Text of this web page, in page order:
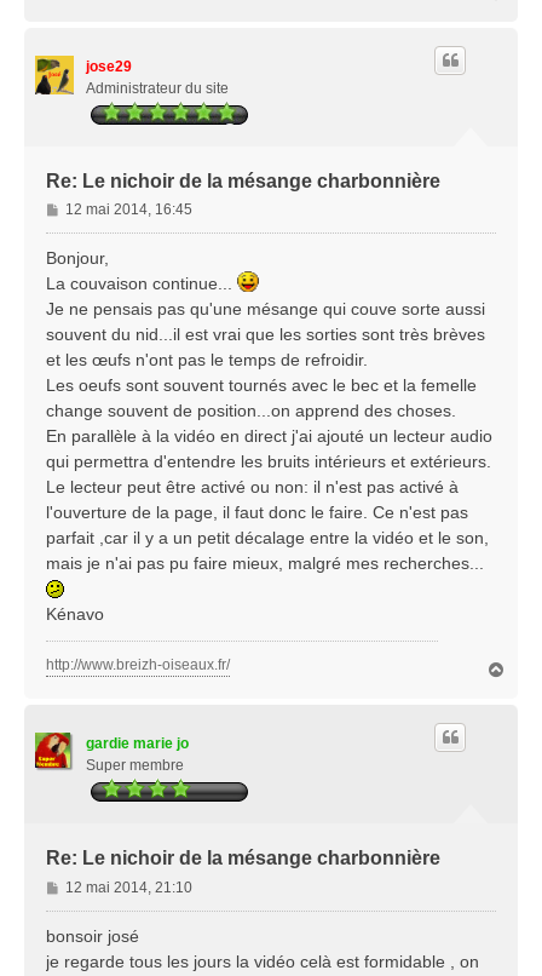
jose29
Administrateur du site
Re: Le nichoir de la mésange charbonnière
M
e
s
g
e
12 mai 2014, 16:45
Bonjour,
La couvaison continue...
Je ne pensais pas qu'une mésange qui couve sorte aussi
souvent du nid...il est vrai que les sorties sont très brèves
et les œufs n'ont pas le temps de refroidir.
Les oeufs sont souvent tournés avec le bec et la femelle
change souvent de position...on apprend des choses.
En parallèle à la vidéo en direct j'ai ajouté un lecteur audio
qui permettra d'entendre les bruits intérieurs et extérieurs.
Le lecteur peut être activé ou non: il n'est pas activé à
l'ouverture de la page, il faut donc le faire. Ce n'est pas
parfait ,car il y a un petit décalage entre la vidéo et le son,
mais je n'ai pas pu faire mieux, malgré mes recherches...
Kénavo
http://www.breizh-oiseaux.fr/
gardie marie jo
Super membre
Re: Le nichoir de la mésange charbonnière
M
e
s
12 mai 2014, 21:10
bonsoir josé
je regarde tous les jours la vidéo celà est formidable , on